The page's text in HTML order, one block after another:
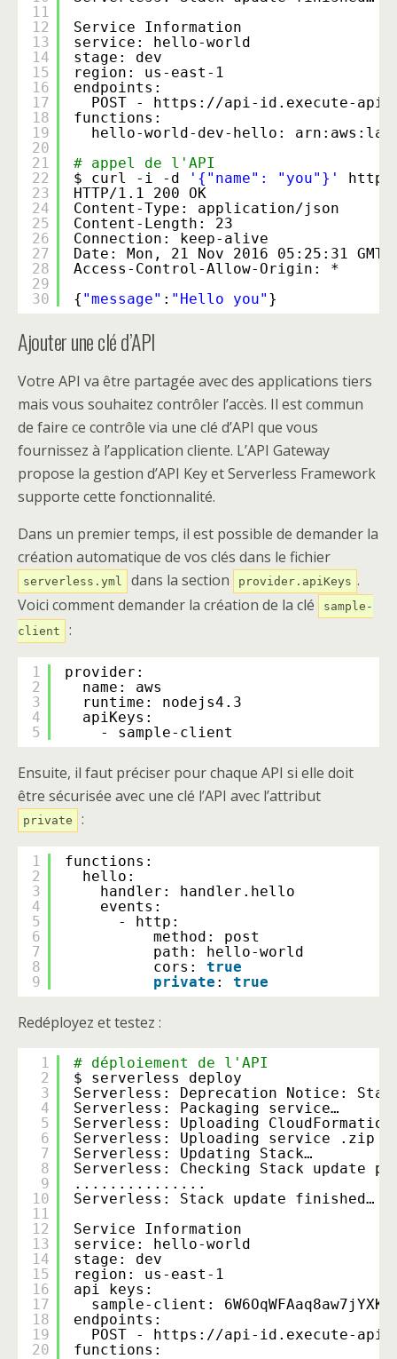
11
12
13
14
15
16
17
18
19
20
21
22
23
24
25
26
27
28
29
30
Service Information
service: hello-world
stage: dev
region: us-east-1
endpoints:
POST - https: //api-id .execute-
functions:
hello-world-dev-hello:
# appel de l'API
$ curl -i -d
'{"name": "you"}'
HTTP/1 .1 200 OK
Content-Type: application/json
Content-Length: 23
Connection: keep-alive
Date: Mon, 21 Nov 2016 05:25:31 GMT
Access-Control-Allow-Origin: *
{ "message" : "Hello you" }
Ajouter une clé d’API
Votre API va être partagée avec des applications tiers
mais vous souhaitez contrôler l’accès. Il est commun
de faire ce contrôle via une clé d’API que vous
fournissez à l’application cliente. L’API Gateway
propose la gestion d’API Key et Serverless Framework
supporte cette fonctionnalité.
Dans un premier temps, il est possible de demander la
création automatique de vos clés dans le fichier
serverless.yml dans la section provider.apiKeys .
Voici comment demander la création de la clé
sample-
client
:
1
2
3
4
5
provider:
name: aws
runtime: nodejs4.3
apiKeys:
- sample-client
Ensuite, il faut préciser pour chaque API si elle doit
être sécurisée avec une clé l’API avec l’attribut
private :
1
2
3
4
5
6
7
8
9
functions:
hello:
handler: handler.hello
events:
- http:
method: post
path: hello-world
cors: true
private : true
Redéployez et testez :
1
2
3
4
5
6
7
8
9
10
11
12
13
14
15
16
17
18
19
20
# déploiement de l'API
$ serverless deploy
Serverless: Deprecation Notice:
Serverless: Packaging service…
Serverless: Uploading
Serverless: Uploading service .zip
Serverless: Updating Stack…
Serverless: Checking Stack update
...............
Serverless: Stack update finished…
Service Information
service: hello-world
stage: dev
region: us-east-1
api keys:
sample-client:
endpoints:
POST - https: //api-id .execute-
functions: